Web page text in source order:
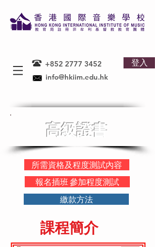
+852 2777 3452
info@hkiim.edu.hk
登入
高級證書
所需資格及程度測試內容
報名插班 參加程度測試
繳款方法
課程簡介